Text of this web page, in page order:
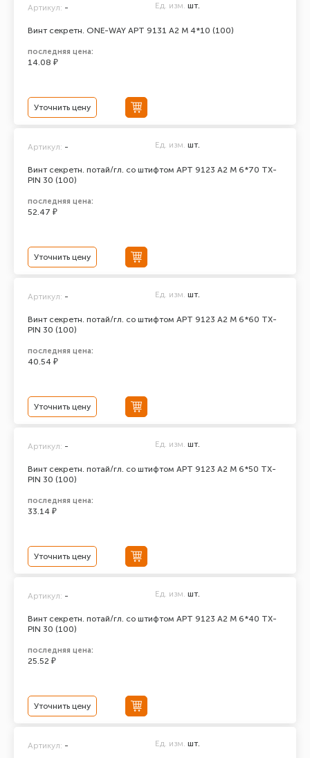
Винт секретн. ONE-WAY АРТ 9131 А2 M 4*10 (100)
Артикул: - Ед. изм. шт.
последняя цена:
14.08 ₽
Уточнить цену
Винт секретн. потай/гл. со штифтом АРТ 9123 А2 M 6*70 TX-
PIN 30 (100)
Артикул: - Ед. изм. шт.
последняя цена:
52.47 ₽
Уточнить цену
Винт секретн. потай/гл. со штифтом АРТ 9123 А2 M 6*60 TX-
PIN 30 (100)
Артикул: - Ед. изм. шт.
последняя цена:
40.54 ₽
Уточнить цену
Винт секретн. потай/гл. со штифтом АРТ 9123 А2 M 6*50 TX-
PIN 30 (100)
Артикул: - Ед. изм. шт.
последняя цена:
33.14 ₽
Уточнить цену
Винт секретн. потай/гл. со штифтом АРТ 9123 А2 M 6*40 TX-
PIN 30 (100)
Артикул: - Ед. изм. шт.
последняя цена:
25.52 ₽
Уточнить цену
Артикул: - Ед. изм. шт.